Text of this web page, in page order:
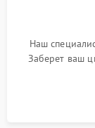
Наш
Заберет ваш